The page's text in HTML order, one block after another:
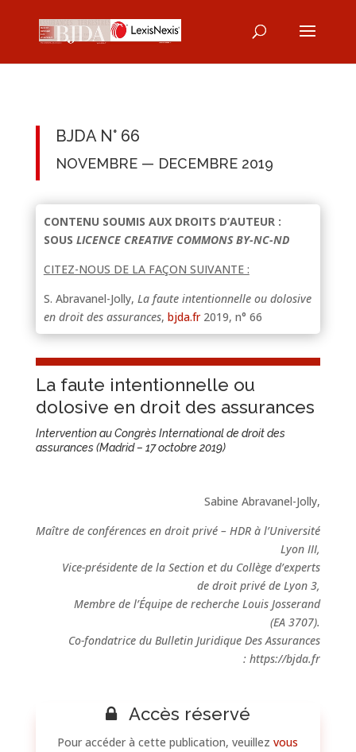
BJDA N° 66
NOVEMBRE — DECEMBRE 2019
CONTENU SOUMIS AUX DROITS D’AUTEUR :
SOUS LICENCE CREATIVE COMMONS BY-NC-ND
CITEZ-NOUS DE LA FAÇON SUIVANTE :
S. Abravanel-Jolly, La faute intentionnelle ou dolosive
en droit des assurances, bjda.fr2019, n° 66
La faute intentionnelle ou
dolosive en droit des assurances
Intervention au Congrès International de droit des
assurances(Madrid – 17 octobre 2019)
Sabine Abravanel-Jolly,
Maître de conférences en droit privé – HDR à l’Université
Lyon III,
Vice-présidente de la Section et du Collège d’experts
de droit privé de Lyon 3,
Membre de l’Équipe de recherche Louis Josserand
(EA 3707).
Co-fondatrice du Bulletin Juridique Des Assurances
: https://bjda.fr
Accès réservé
Pour accéder à cette publication, veuillezvous